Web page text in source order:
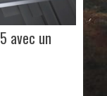
avec un